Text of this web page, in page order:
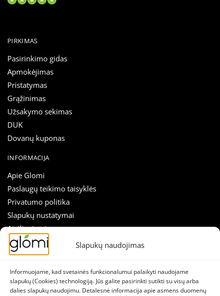
Slapukų naudojimas
Informuojame, kad svetainės funkcionalumui palaikyti naudojame
slapukų (Cookies) technologiją. Jūs galite pasirinkti sutikti su visų arba
dalies slapukų naudojimu. Detalesnė informacija apie asmens duomenų
PIRKIMAS
Pasirinkimo gidas
Apmokėjimas
Pristatymas
Grąžinimas
Užsakymo sekimas
DUK
Dovanų kuponas
INFORMACIJA
Apie Glomi
Paslaugų teikimo taisyklės
Privatumo politika
Slapukų nustatymai
Atsiliepimai
Straipsniai
Susisiekti
SEKITE MUS
Naujienlaiškis